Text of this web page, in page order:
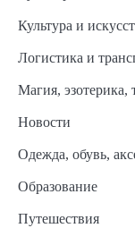
Культура и
Логистика и
Магия, эзотерика,
Новости
Одежда, обувь,
Образование
Путешествия